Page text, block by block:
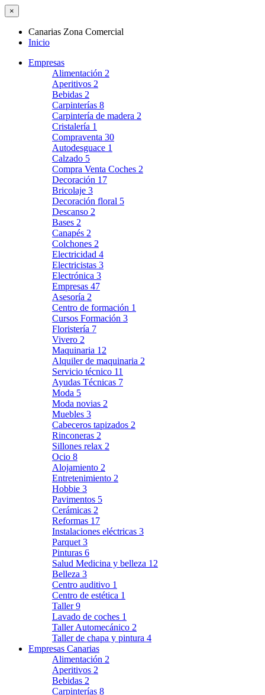
×
Canarias Zona Comercial
Inicio
Empresas
Alimentación 2
Aperitivos 2
Bebidas 2
Carpinterías 8
Carpintería de madera 2
Cristalería 1
Compraventa 30
Autodesguace 1
Calzado 5
Compra Venta Coches 2
Decoración 17
Bricolaje 3
Decoración floral 5
Descanso 2
Bases 2
Canapés 2
Colchones 2
Electricidad 4
Electricistas 3
Electrónica 3
Empresas 47
Asesoría 2
Centro de formación 1
Cursos Formación 3
Floristería 7
Vivero 2
Maquinaria 12
Alquiler de maquinaria 2
Servicio técnico 11
Ayudas Técnicas 7
Moda 5
Moda novias 2
Muebles 3
Cabeceros tapizados 2
Rinconeras 2
Sillones relax 2
Ocio 8
Alojamiento 2
Entretenimiento 2
Hobbie 3
Pavimentos 5
Cerámicas 2
Reformas 17
Instalaciones eléctricas 3
Parquet 3
Pinturas 6
Salud Medicina y belleza 12
Belleza 3
Centro auditivo 1
Centro de estética 1
Taller9
Lavado de coches 1
Taller Automecánico 2
Taller de chapa y pintura 4
Empresas Canarias
Alimentación 2
Aperitivos 2
Bebidas 2
Carpinterías 8